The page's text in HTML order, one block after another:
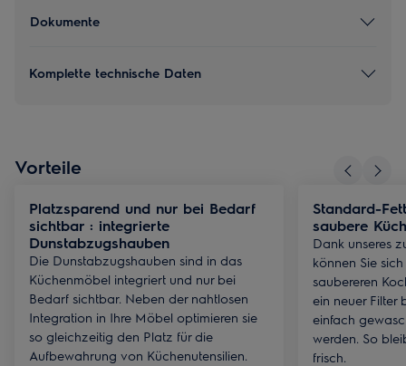
Dokumente
Komplette technische Daten
Vorteile
Platzsparend und nur bei Bedarf
sichtbar : integrierte
Dunstabzugshauben
Die Dunstabzugshauben sind in das
Küchenmöbel integriert und nur bei
Bedarf sichtbar. Neben der nahtlosen
Integration in Ihre Möbel optimieren sie
so gleichzeitig den Platz für die
Aufbewahrung von Küchenutensilien.
Standard-
saubere
Dank unseres
können Sie
saubereren
ein neuer Filter
einfach
werden. So
frisch.